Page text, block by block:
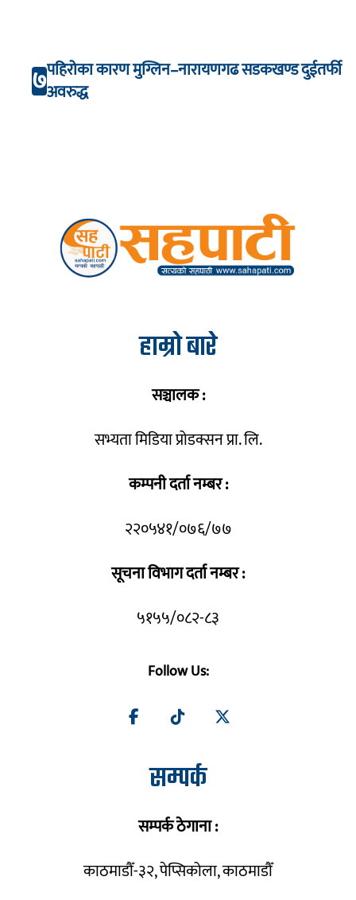
७पहिरोका कारण मुग्लिन–नारायणगढ सडकखण्ड दुईतर्फी
अवरुद्ध
हाम्रो बारे
सञ्चालक :
सभ्यता मिडिया प्रोडक्सन प्रा. लि.
कम्पनी दर्ता नम्बर :
२२०५४१/०७६/७७
सूचना विभाग दर्ता नम्बर :
५१५५/०८२-८३
Follow Us:
सम्पर्क
सम्पर्क ठेगाना :
काठमाडौँ-३२, पेप्सिकोला, काठमाडौँ